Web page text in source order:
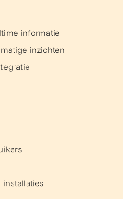
informatie
inzichten
installaties